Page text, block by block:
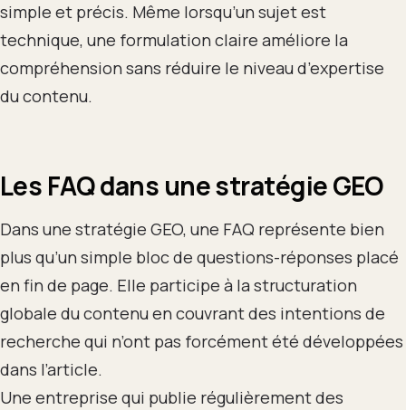
simple et précis. Même lorsqu’un sujet est
technique, une formulation claire améliore la
compréhension sans réduire le niveau d’expertise
du contenu.
Les FAQ dans une stratégie GEO
Dans une stratégie GEO, une FAQ représente bien
plus qu’un simple bloc de questions-réponses placé
en fin de page. Elle participe à la structuration
globale du contenu en couvrant des intentions de
recherche qui n’ont pas forcément été développées
dans l’article.
Une entreprise qui publie régulièrement des